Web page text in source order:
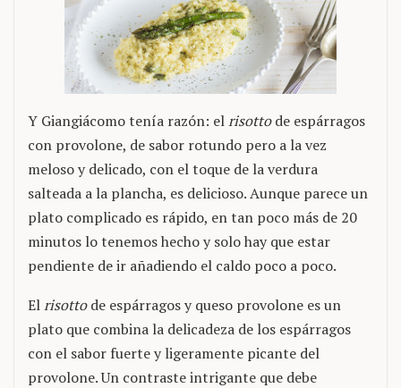
Y Giangiácomo tenía razón: elrisottode espárragos
con provolone, de sabor rotundo pero a la vez
meloso y delicado, con el toque de la verdura
salteada a la plancha, es delicioso. Aunque parece un
plato complicado es rápido, en tan poco más de 20
minutos lo tenemos hecho y solo hay que estar
pendiente de ir añadiendo el caldo poco a poco.
Elrisottode espárragos y queso provolone es un
plato que combina la delicadeza de los espárragos
con el sabor fuerte y ligeramente picante del
provolone. Un contraste intrigante que debe